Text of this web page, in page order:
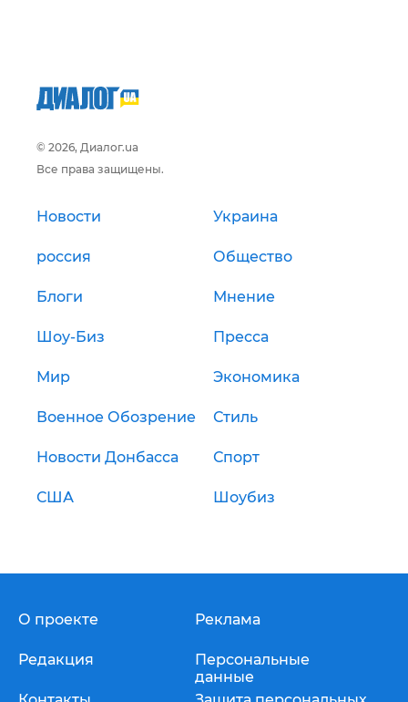
© 2026, Диалог.ua
Все права защищены.
Новости Украина
россия Общество
Блоги Мнение
Шоу-Биз Пресса
Мир Экономика
Военное Обозрение Стиль
Новости Донбасса Спорт
США Шоубиз
О проекте
Редакция
Реклама
Персональные
данные